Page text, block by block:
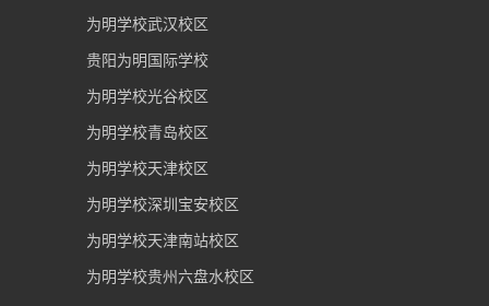
为明学校武汉校区
贵阳为明国际学校
为明学校光谷校区
为明学校青岛校区
为明学校天津校区
为明学校深圳宝安校区
为明学校天津南站校区
为明学校贵州六盘水校区